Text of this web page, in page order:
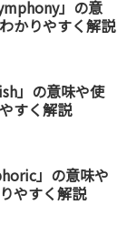
」の意
かりやすく解説
」の意味や使
すく解説
」の意味や
やすく解説